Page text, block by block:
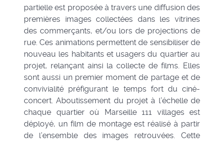
partielle est proposée à travers une diffusion des
premières images collectées dans les vitrines
des commerçants, et/ou lors de projections de
rue. Ces animations permettent de sensibiliser de
nouveau les habitants et usagers du quartier au
projet, relançant ainsi la collecte de films. Elles
sont aussi un premier moment de partage et de
convivialité préfigurant le temps fort du ciné-
concert. Aboutissement du projet à l’échelle de
chaque quartier où Marseille 111 villages est
déployé, un film de montage est réalisé à partir
de l’ensemble des images retrouvées. Cette